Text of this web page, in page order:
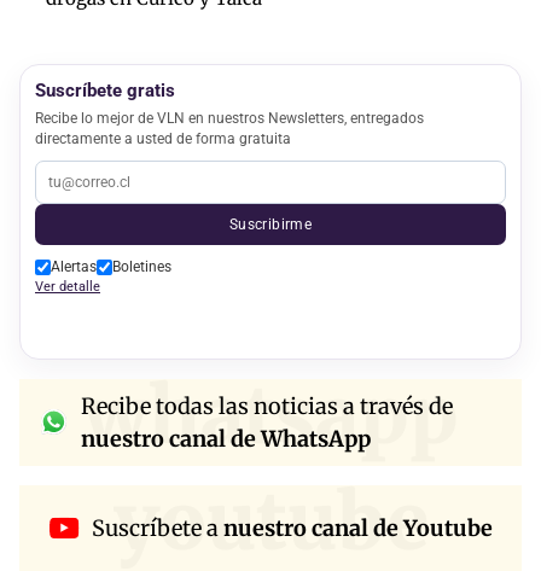
Suscríbete gratis
Recibe lo mejor de VLN en nuestros Newsletters, entregados
directamente a usted de forma gratuita
Suscribirme
Alertas Boletines
Ver detalle
whatsapp
Recibe todas las noticias a través de
nuestro canal de WhatsApp
youtube
Suscríbete anuestro canal de Youtube